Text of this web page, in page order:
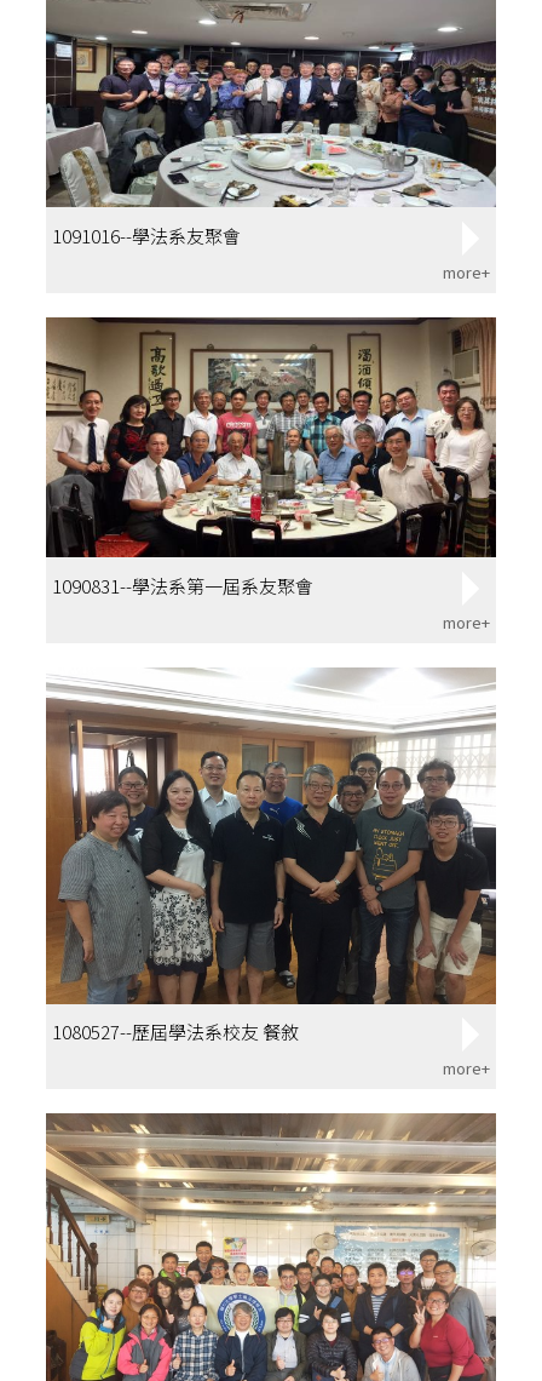
1091016--學法系友聚會
more+
1090831--學法系第一屆系友聚會
more+
1080527--歷屆學法系校友 餐敘
more+